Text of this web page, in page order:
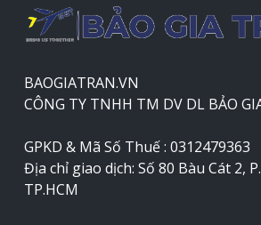
BAOGIATRAN.VN
CÔNG TY TNHH TM DV DL BẢO
GPKD & Mã Số Thuế : 0312479363
Địa chỉ giao dịch: Số 80 Bàu Cát 2,
TP.HCM